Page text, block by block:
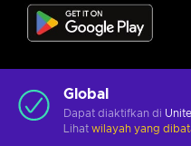
Global
Dapat diaktifkan di
Lihat wilayah yang